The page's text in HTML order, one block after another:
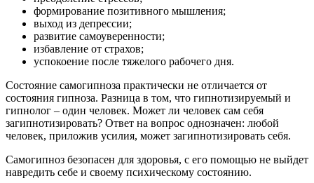
формирование позитивного мышления;
выход из депрессии;
развитие самоуверенности;
избавление от страхов;
успокоение после тяжелого рабочего дня.
Состояние самогипноза практически не отличается от
состояния гипноза. Разница в том, что гипнотизируемый и
гипнолог – один человек. Может ли человек сам себя
загипнотизировать? Ответ на вопрос однозначен: любой
человек, приложив усилия, может загипнотизировать себя.
Самогипноз безопасен для здоровья, с его помощью не выйдет
навредить себе и своему психическому состоянию.